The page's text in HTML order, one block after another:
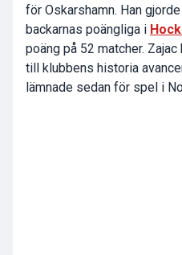
för Oskarshamn. Han
backarnas poängliga i
poäng på 52 matcher.
till klubbens historia
lämnade sedan för spel i